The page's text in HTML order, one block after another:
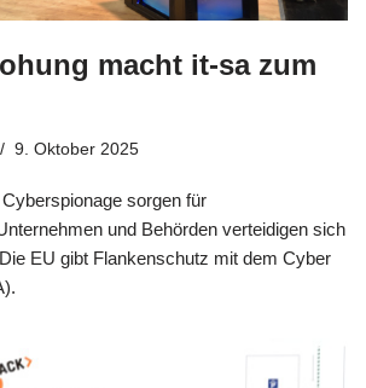
macht it-sa zum
9. Oktober 2025
sorgen für
und Behörden verteidigen sich
EU gibt Flankenschutz mit dem Cyber